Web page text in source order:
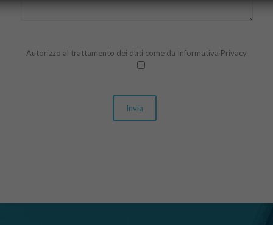
Autorizzo al trattamento dei dati come da Informativa Privacy